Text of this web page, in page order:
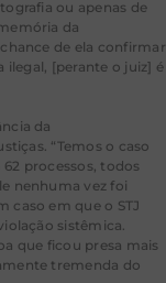
ou apenas de
da
de ela confirmar
ilegal, [perante o juiz] é
da
“Temos o caso
processos, todos
nenhuma vez foi
caso em que o STJ
sistêmica.
que ficou presa mais
tremenda do